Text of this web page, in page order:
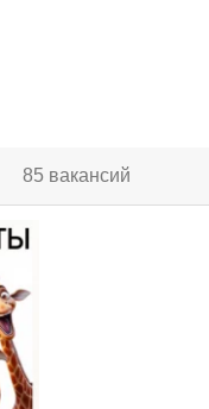
85 вакансий